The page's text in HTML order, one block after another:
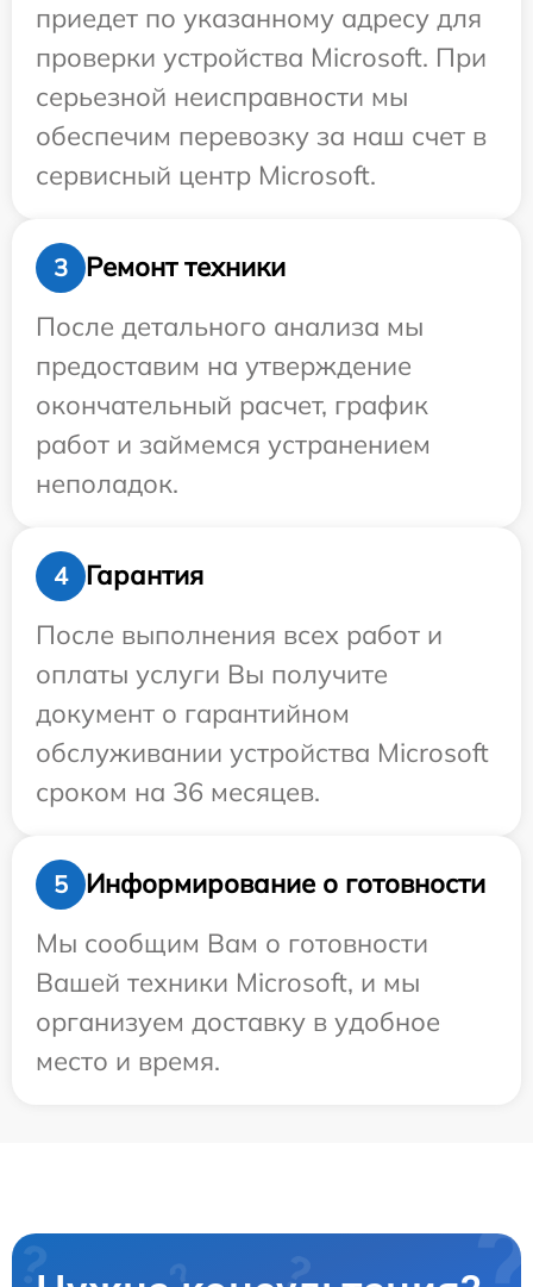
приедет по указанному адресу для
проверки устройства Microsoft. При
серьезной неисправности мы
обеспечим перевозку за наш счет в
сервисный центр Microsoft.
3
Ремонт техники
После детального анализа мы
предоставим на утверждение
окончательный расчет, график
работ и займемся устранением
неполадок.
4
Гарантия
После выполнения всех работ и
оплаты услуги Вы получите
документ о гарантийном
обслуживании устройства Microsoft
сроком на 36 месяцев.
5
Информирование о готовности
Мы сообщим Вам о готовности
Вашей техники Microsoft, и мы
организуем доставку в удобное
место и время.